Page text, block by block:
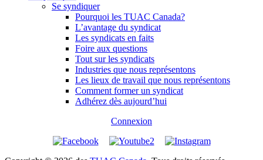
Se syndiquer
Pourquoi les TUAC Canada?
L’avantage du syndicat
Les syndicats en faits
Foire aux questions
Tout sur les syndicats
Industries que nous représentons
Les lieux de travail que nous représentons
Comment former un syndicat
Adhérez dès aujourd’hui
Connexion